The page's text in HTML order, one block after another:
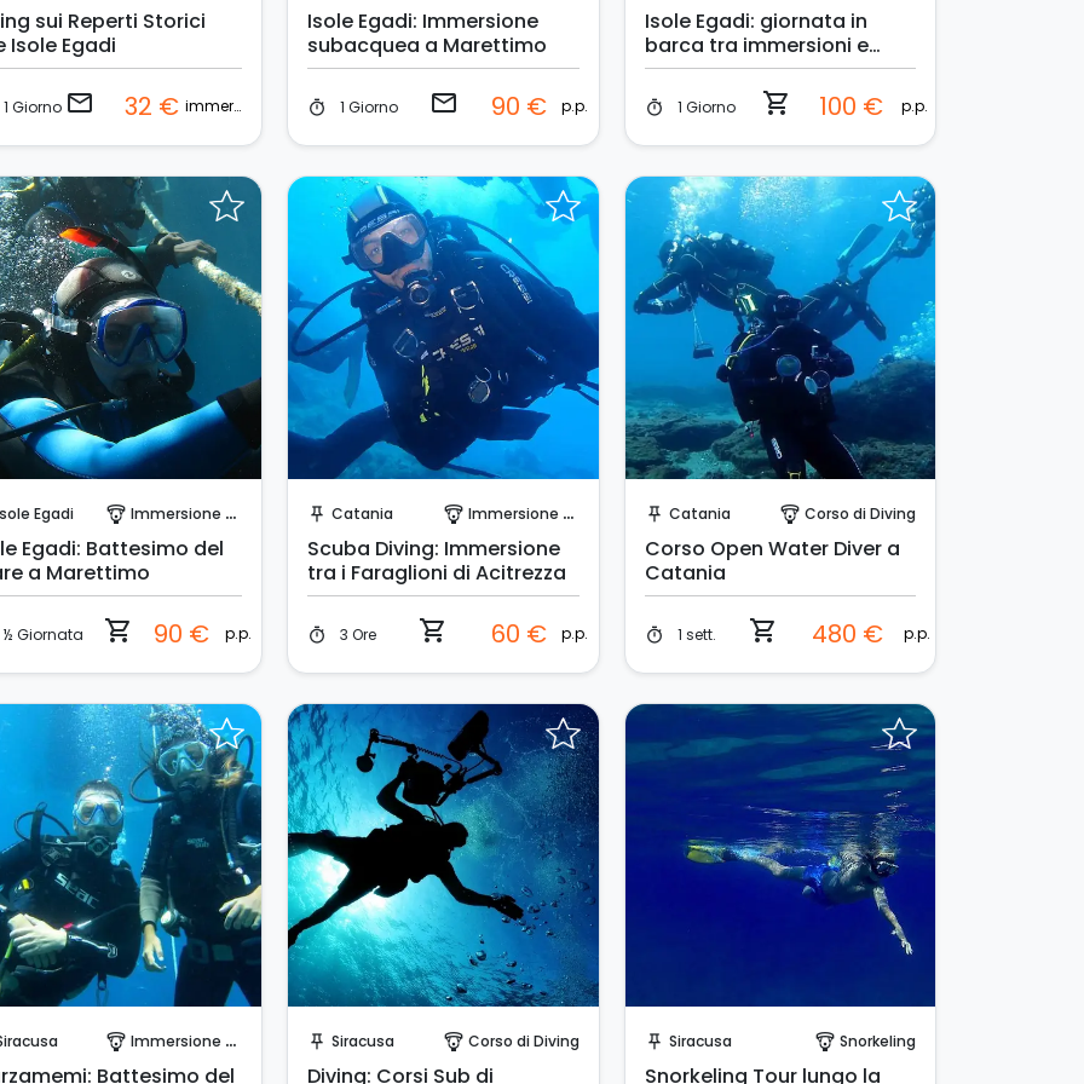
sui Reperti Storici
Isole Egadi
1 Giorno email 32 € immersioni
Isole Egadi: Immersione
subacquea a Marettimo
timer 1 Giorno email 90 € p.p.
Isole Egadi: giornata in
barca tra immersioni e
relax
timer 1 Giorno shopping_cart 100 € p.p.
Egadi paragliding Immersione Singola
Egadi: Battesimo del
a Marettimo
½ Giornata shopping_cart 90 € p.p.
push_pin Catania paragliding Immersione Singola
Scuba Diving: Immersione
tra i Faraglioni di Acitrezza
timer 3 Ore shopping_cart 60 € p.p.
push_pin Catania paragliding Corso di Diving
Corso Open Water Diver a
Catania
timer 1 sett. shopping_cart 480 € p.p.
paragliding Immersione Singola
Battesimo del
push_pin Siracusa paragliding Corso di Diving
Diving: Corsi Sub di
push_pin Siracusa paragliding Snorkeling
Snorkeling Tour lungo la